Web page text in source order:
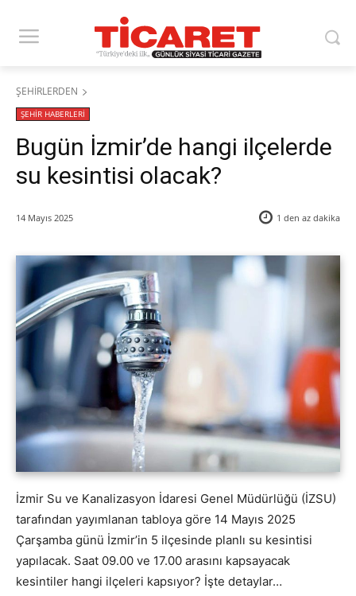
ŞEHİRLERDEN
ŞEHİR HABERLERİ
Bugün İzmir’de hangi ilçelerde
su kesintisi olacak?
14 Mayıs 2025 1 den az dakika
İzmir Su ve Kanalizasyon İdaresi Genel Müdürlüğü (İZSU)
tarafından yayımlanan tabloya göre 14 Mayıs 2025
Çarşamba günü İzmir’in 5 ilçesinde planlı su kesintisi
yapılacak. Saat 09.00 ve 17.00 arasını kapsayacak
kesintiler hangi ilçeleri kapsıyor? İşte detaylar…